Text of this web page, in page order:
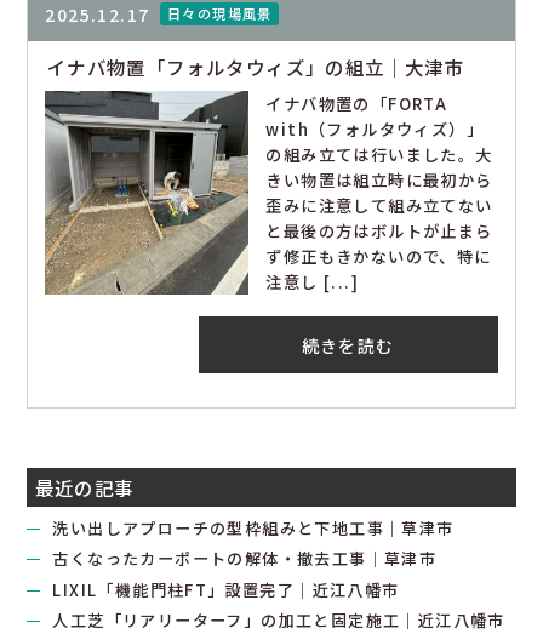
2025.12.17 日々の現場風景
イナバ物置「フォルタウィズ」の組立｜大津市
イナバ物置の「FORTA
with（フォルタウィズ）」
の組み立ては行いました。大
きい物置は組立時に最初から
歪みに注意して組み立てない
と最後の方はボルトが止まら
ず修正もきかないので、特に
注意し [...]
続きを読む
最近の記事
洗い出しアプローチの型枠組みと下地工事｜草津市
古くなったカーポートの解体・撤去工事｜草津市
LIXIL「機能門柱FT」設置完了｜近江八幡市
人工芝「リアリーターフ」の加工と固定施工｜近江八幡市